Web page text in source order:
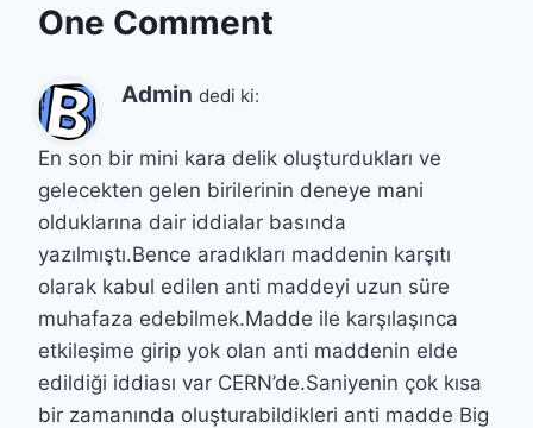
One Comment
Admin dedi ki:
En son bir mini kara delik oluşturdukları ve
gelecekten gelen birilerinin deneye mani
olduklarına dair iddialar basında
yazılmıştı.Bence aradıkları maddenin karşıtı
olarak kabul edilen anti maddeyi uzun süre
muhafaza edebilmek.Madde ile karşılaşınca
etkileşime girip yok olan anti maddenin elde
edildiği iddiası var CERN’de.Saniyenin çok kısa
bir zamanında oluşturabildikleri anti madde Big